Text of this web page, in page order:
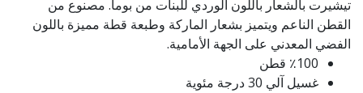
تيشيرت بالشعار باللون الوردي للبنات من بوما. مصنوع من
القطن الناعم ويتميز بشعار الماركة وطبعة قطة مميزة باللون
الفضي المعدني على الجهة الأمامية.
٪100 قطن
غسيل آلي 30 درجة مئوية